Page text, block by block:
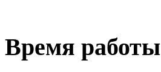
Время работы